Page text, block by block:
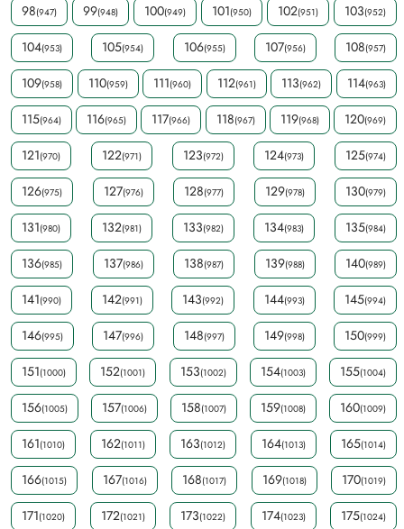
98(947) 99(948) 100(949) 101(950) 102(951) 103(952)
104(953) 105(954) 106(955) 107(956) 108(957)
109(958) 110(959) 111(960) 112(961) 113(962) 114(963)
115(964) 116(965) 117(966) 118(967) 119(968) 120(969)
121(970) 122(971) 123(972) 124(973) 125(974)
126(975) 127(976) 128(977) 129(978) 130(979)
131(980) 132(981) 133(982) 134(983) 135(984)
136(985) 137(986) 138(987) 139(988) 140(989)
141(990) 142(991) 143(992) 144(993) 145(994)
146(995) 147(996) 148(997) 149(998) 150(999)
151(1000) 152(1001) 153(1002) 154(1003) 155(1004)
156(1005) 157(1006) 158(1007) 159(1008) 160(1009)
161(1010) 162(1011) 163(1012) 164(1013) 165(1014)
166(1015) 167(1016) 168(1017) 169(1018) 170(1019)
171(1020) 172(1021) 173(1022) 174(1023) 175(1024)